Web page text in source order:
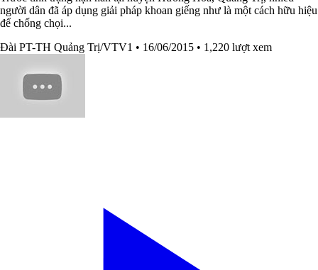
người dân đã áp dụng giải pháp khoan giếng như là một cách hữu hiệu
để chống chọi...
Đài PT-TH Quảng Trị/VTV1 • 16/06/2015 • 1,220 lượt xem